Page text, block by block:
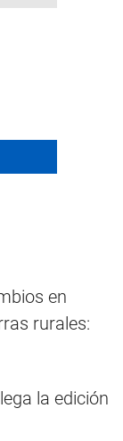
en
rurales:
la edición